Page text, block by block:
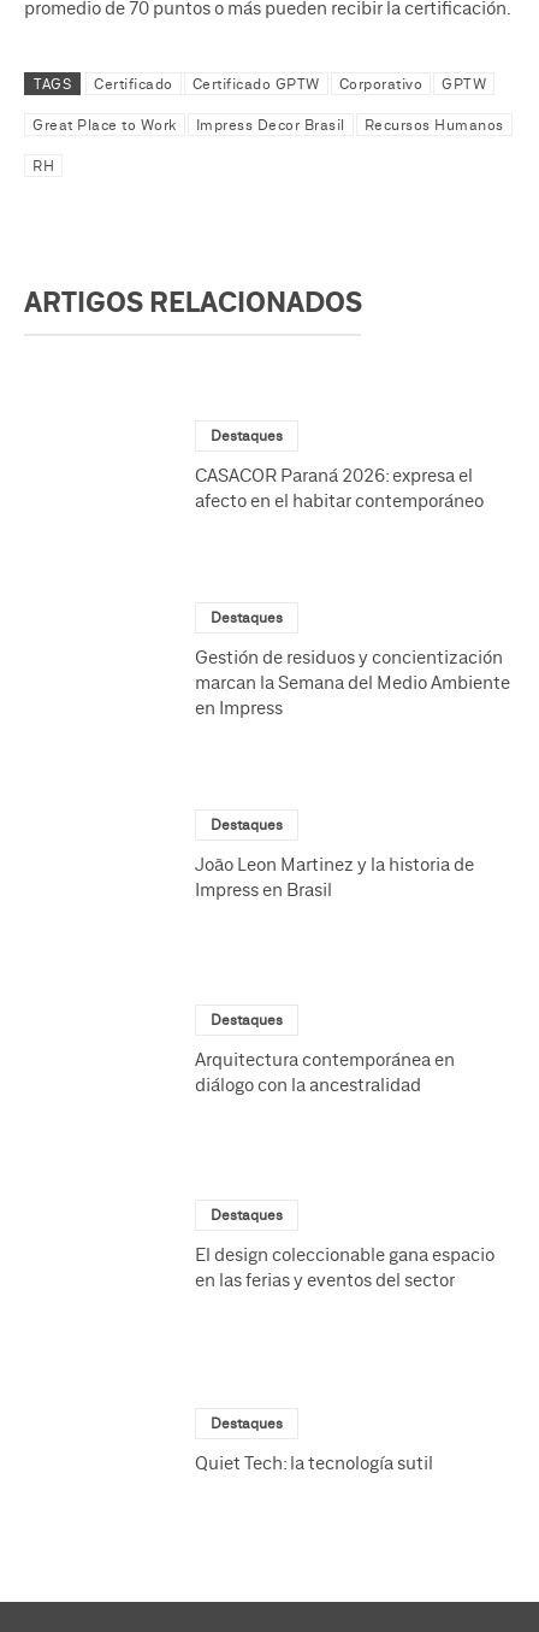
promedio de 70 puntos o más pueden recibir la certificación.
TAGS Certificado Certificado GPTW Corporativo GPTW
Great Place to Work Impress Decor Brasil Recursos Humanos
RH
ARTIGOS RELACIONADOS
Destaques
CASACOR Paraná 2026: expresa el
afecto en el habitar contemporáneo
Destaques
Gestión de residuos y concientización
marcan la Semana del Medio Ambiente
en Impress
Destaques
João Leon Martinez y la historia de
Impress en Brasil
Destaques
Arquitectura contemporánea en
diálogo con la ancestralidad
Destaques
El design coleccionable gana espacio
en las ferias y eventos del sector
Destaques
Quiet Tech: la tecnología sutil